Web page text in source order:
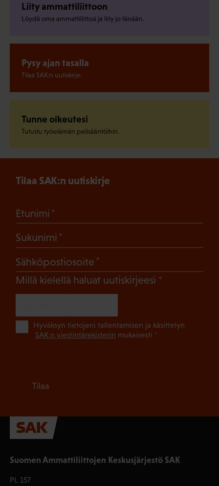
Liity ammattiliittoon
Löydä oma ammattiliittosi ja liity jo tänään.
Pysy ajan tasalla
Tilaa SAK:n uutiskirje.
Tunne oikeutesi
Tutustu työelämän pelisääntöihin.
Suomen Ammattiliittojen Keskusjärjestö SAK
PL 157
Tilaa SAK:n uutiskirje
Etunimi
Sukunimi
Sähköpostiosoite
Millä kielellä haluat uutiskirjeesi (Pakollinen)
Hyväksyn tietojeni tallentamisen ja käsittelyn
SAK:n viestintärekisterin mukaisesti *
Tilaa